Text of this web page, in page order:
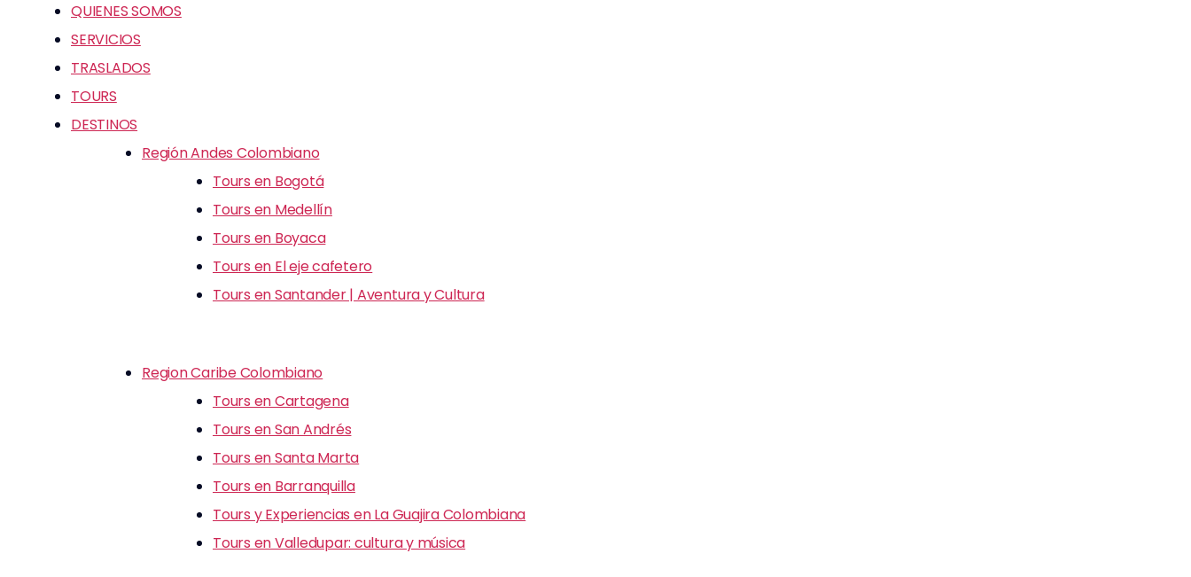
QUIENES SOMOS
SERVICIOS
TRASLADOS
TOURS
DESTINOS
Región Andes Colombiano
Tours en Bogotá
Tours en Medellín
Tours en Boyaca
Tours en El eje cafetero
Tours en Santander | Aventura y Cultura
Region Caribe Colombiano
Tours en Cartagena
Tours en San Andrés
Tours en Santa Marta
Tours en Barranquilla
Tours y Experiencias en La Guajira Colombiana
Tours en Valledupar: cultura y música